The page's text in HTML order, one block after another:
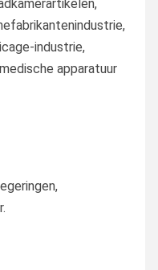
industrie,
apparatuur